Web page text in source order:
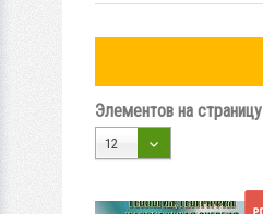
Элементов на страницу
12